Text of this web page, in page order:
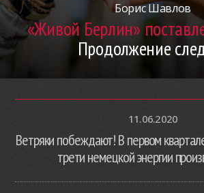
Борис Шавлов
«Живой Берлин»
Продолжение
11.06.2020
Ветряки побеждают! В первом
трети немецкой энергии